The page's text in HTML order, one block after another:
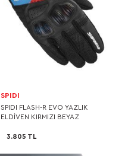
SPIDI
SPIDI FLASH-R EVO YAZLIK
ELDİVEN KIRMIZI BEYAZ
3.805 TL